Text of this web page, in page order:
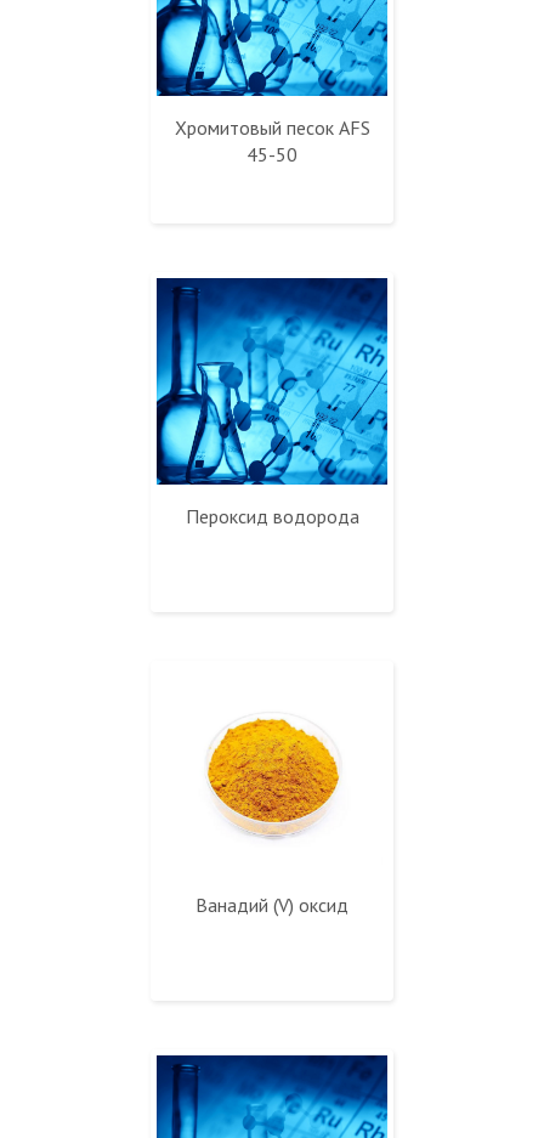
Хромитовый песок AFS
45-50
Пероксид водорода
Ванадий (V) оксид